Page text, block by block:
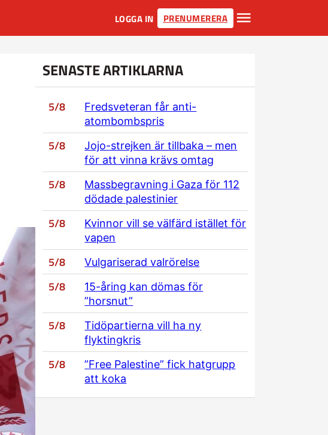
LOGGA IN PRENUMERERA
SENASTE ARTIKLARNA
5/8
Fredsveteran får anti-
atombombspris
5/8
Jojo-strejken är tillbaka – men
för att vinna krävs omtag
5/8
Massbegravning i Gaza för 112
dödade palestinier
5/8
Kvinnor vill se välfärd istället för
vapen
5/8 Vulgariserad valrörelse
5/8
15-åring kan dömas för
”horsnut”
5/8
Tidöpartierna vill ha ny
flyktingkris
5/8
”Free Palestine” fick hatgrupp
att koka